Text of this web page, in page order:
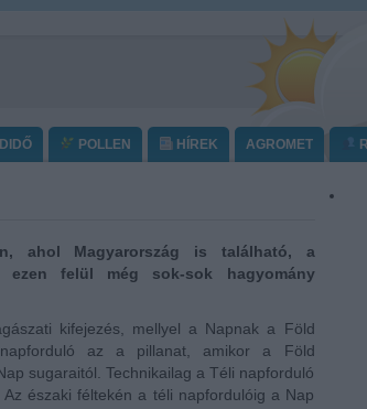
POLLEN HÍREK AGROMET
ahol Magyarország is található, a
felül még sok-sok hagyomány
kifejezés, mellyel a Napnak a Föld
az a pillanat, amikor a Föld
sugaraitól. Technikailag a Téli napforduló
északi féltekén a téli napfordulóig a Nap